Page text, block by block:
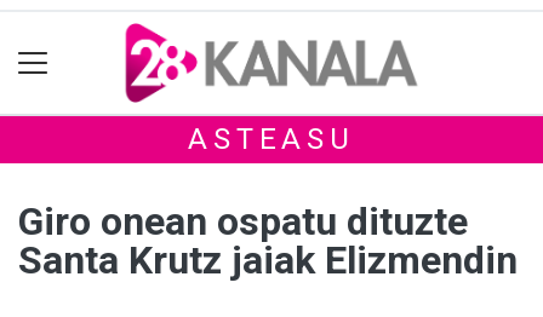
ASTEASU
Giro onean ospatu dituzte
Santa Krutz jaiak Elizmendin